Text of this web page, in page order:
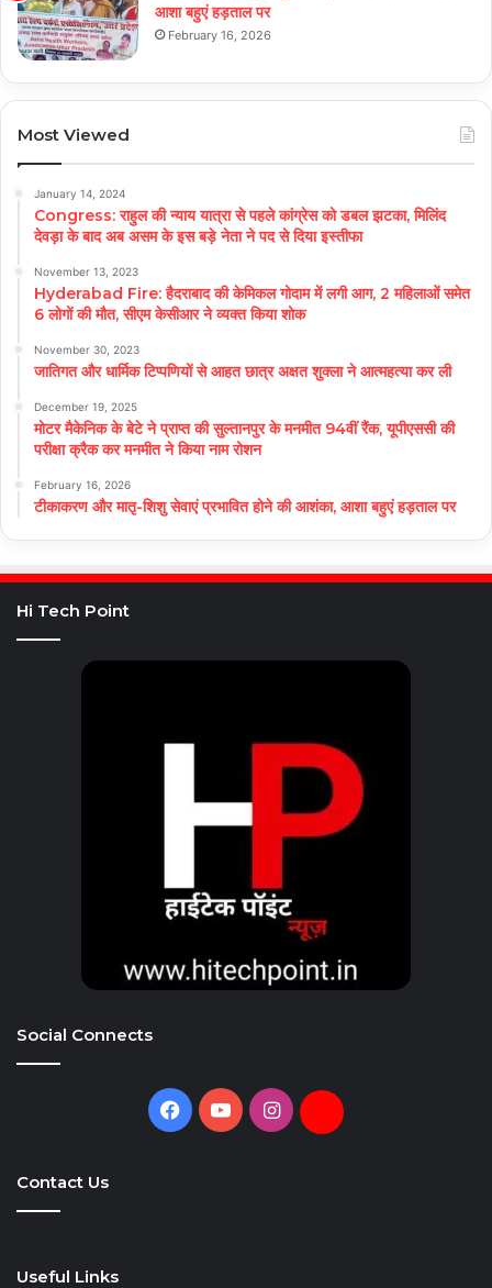
आशा बहुएं हड़ताल पर
February 16, 2026
Most Viewed
January 14, 2024
Congress: राहुल की न्याय यात्रा से पहले कांग्रेस को डबल झटका, मिलिंद
देवड़ा के बाद अब असम के इस बड़े नेता ने पद से दिया इस्तीफा
November 13, 2023
Hyderabad Fire: हैदराबाद की केमिकल गोदाम में लगी आग, 2 महिलाओं समेत
6 लोगों की मौत, सीएम केसीआर ने व्यक्त किया शोक
November 30, 2023
जातिगत और धार्मिक टिप्पणियों से आहत छात्र अक्षत शुक्ला ने आत्महत्या कर ली
December 19, 2025
मोटर मैकेनिक के बेटे ने प्राप्त की सुल्तानपुर के मनमीत 94वीं रैंक, यूपीएससी की
परीक्षा क्रैक कर मनमीत ने किया नाम रोशन
February 16, 2026
टीकाकरण और मातृ-शिशु सेवाएं प्रभावित होने की आशंका, आशा बहुएं हड़ताल पर
Hi Tech Point
Social Connects
Facebook
YouTubeInstagramDaily
Contact Us
Useful Links